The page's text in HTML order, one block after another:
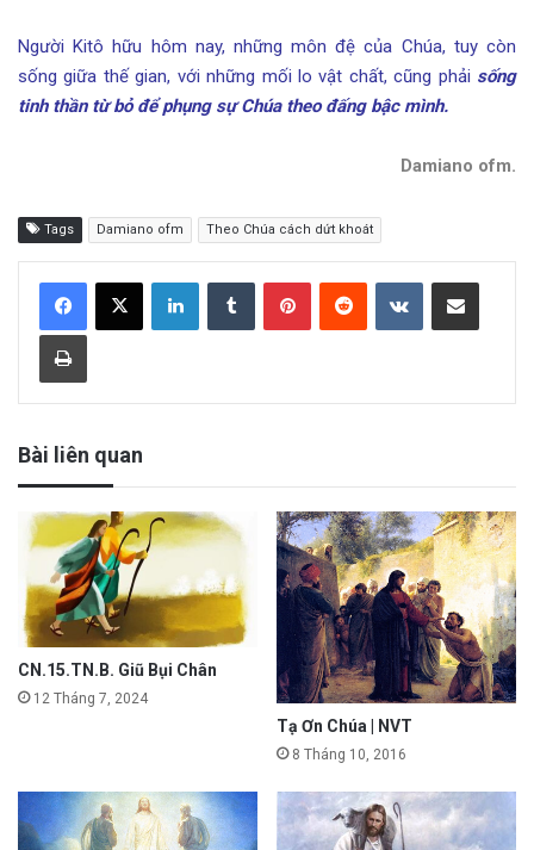
Người Kitô hữu hôm nay, những môn đệ của Chúa, tuy còn
sống giữa thế gian, với những mối lo vật chất, cũng phải sống
tinh thần từ bỏ để phụng sự Chúa theo đấng bậc mình.
Damiano ofm.
Tags Damiano ofm Theo Chúa cách dứt khoát
Bài liên quan
CN.15.TN.B. Giũ Bụi Chân
12 Tháng 7, 2024
Tạ Ơn Chúa | NVT
8 Tháng 10, 2016